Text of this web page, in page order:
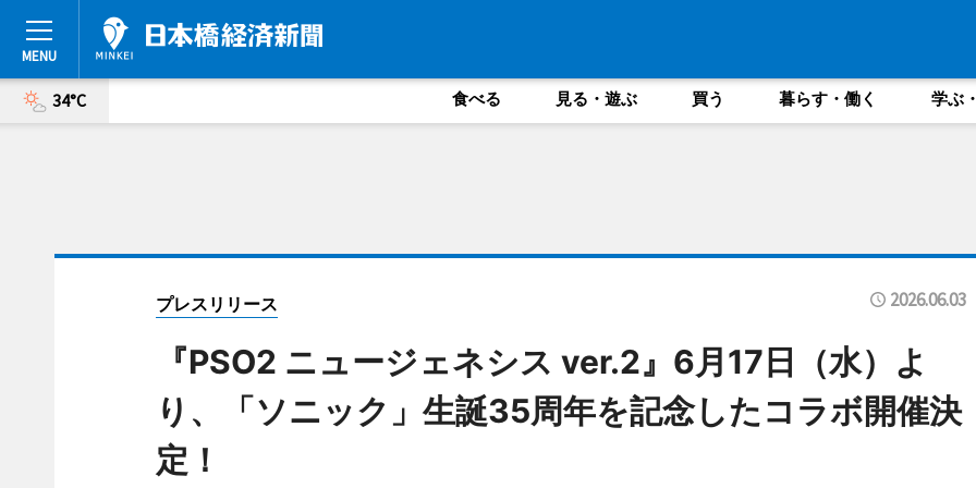
34°C 食べる 見る・遊ぶ 買う 暮らす・働く 学ぶ
プレスリリース 2026.06.03
『PSO2 ニュージェネシス ver.2』6月17日（水）よ
り、「ソニック」生誕35周年を記念したコラボ開催決
定！